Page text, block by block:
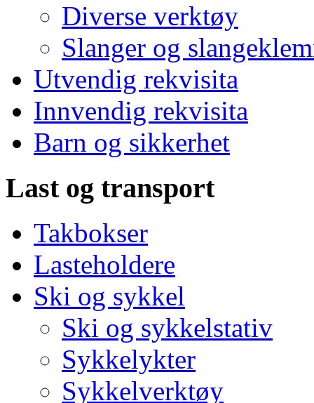
Diverse verktøy
Slanger og
Utvendig rekvisita
Innvendig rekvisita
Barn og sikkerhet
Last og transport
Takbokser
Lasteholdere
Ski og sykkel
Ski og sykkelstativ
Sykkelykter
Sykkelverktøy